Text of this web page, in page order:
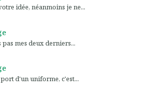
idée, néanmoins je ne...
mes deux derniers...
d'un uniforme, c'est...